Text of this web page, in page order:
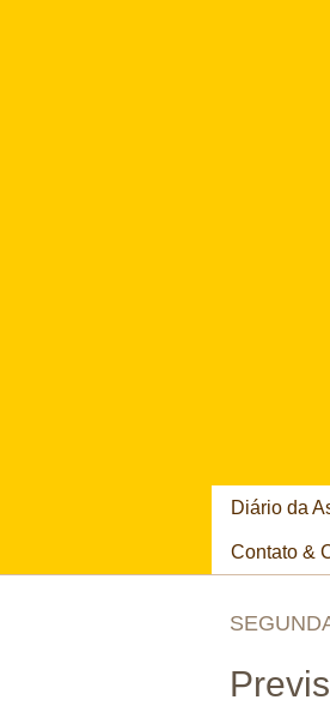
Diário da
Contato &